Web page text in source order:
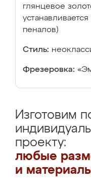
глянцевое
пеналов)
Стиль:
Фрезеровка:
Изготовим
проекту:
любые
и